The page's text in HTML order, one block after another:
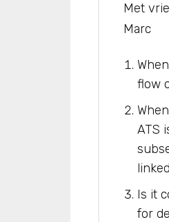
Met
Marc
flow
ATS
Is it
for